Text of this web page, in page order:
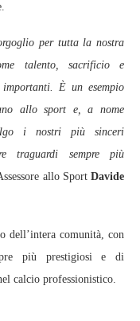
per tutta la nostra
talento, sacrificio e
È un esempio
allo sport e, a nome
i nostri più sinceri
traguardi sempre più
allo Sport Davide
dell’intera comunità, con
più prestigiosi e di
calcio professionistico.